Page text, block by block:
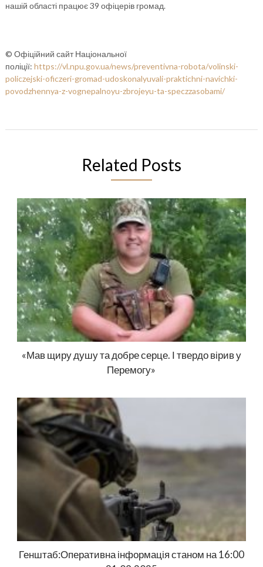
нашій області працює 39 офіцерів громад.
© Офіційний сайт Національної
поліції: https://vl.npu.gov.ua/news/preventivna-robota/volinski-
policzejski-oficzeri-gromad-udoskonalyuvali-praktichni-navichki-
povodzhennya-z-vognepalnoyu-zbrojeyu-ta-speczzasobami/
Related Posts
«Мав щиру душу та добре серце. І твердо вірив у
Перемогу»
Генштаб:Оперативна інформація станом на 16:00